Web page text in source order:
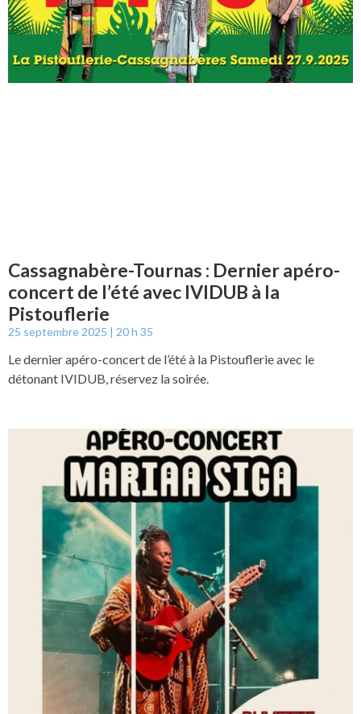
Cassagnabère-Tournas : Dernier apéro-
concert de l’été avec IVIDUB à la
Pistouflerie
25 septembre 2025 20 h 35
Le dernier apéro-concert de l’été à la Pistouflerie avec le
détonant IVIDUB, réservez la soirée.